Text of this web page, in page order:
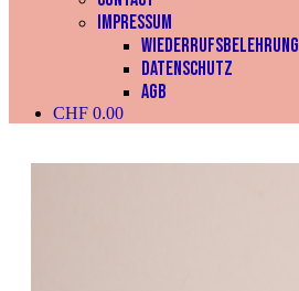
Impressum
Wiederrufsbelehrung
Datenschutz
AGB
CHF 0.00